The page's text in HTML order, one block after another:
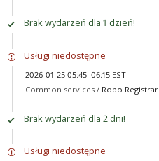
Brak wydarzeń dla 1 dzień!
Usługi niedostępne
2026-01-25 05:45–06:15 EST
Common services / Robo Registrar
Brak wydarzeń dla 2 dni!
Usługi niedostępne